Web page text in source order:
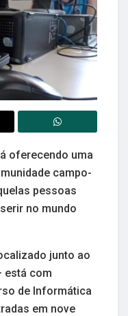
oferecendo uma
campo-
pessoas
no mundo
junto ao
está com
de Informática
em nove